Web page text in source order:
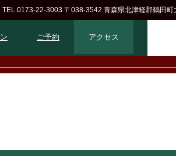
TEL.0173-22-3003 〒038-3542 青森県北津軽郡鶴田町
ご予約 アクセス